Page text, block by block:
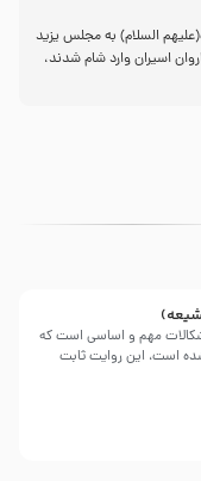
السلام) به مجلس یزید
اسیران وارد شام شدند،
مهم و اساسی است که
است، این روایت ثابت